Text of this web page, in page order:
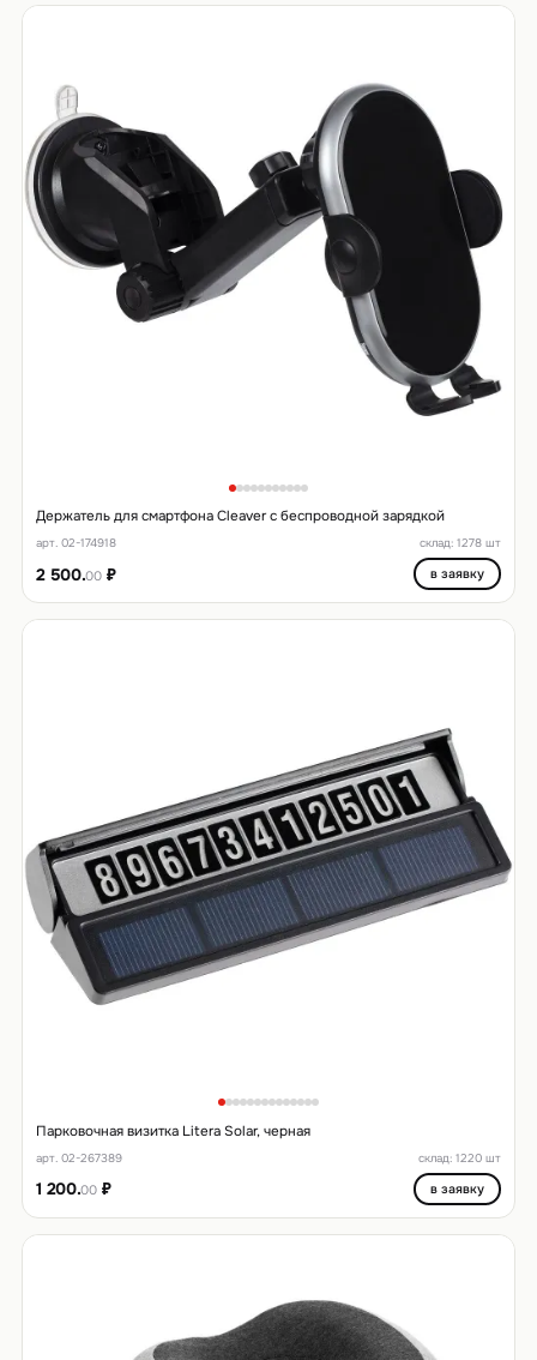
Держатель для смартфона Cleaver с беспроводной зарядкой
арт. 02-174918 склад: 1278 шт
2 500.00₽ в заявку
Парковочная визитка Litera Solar, черная
арт. 02-267389 склад: 1220 шт
1 200.00₽ в заявку